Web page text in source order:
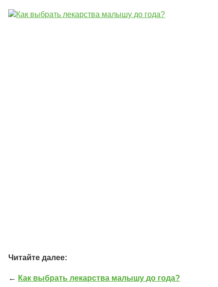
Читайте далее:
← Как выбрать лекарства малышу до года?